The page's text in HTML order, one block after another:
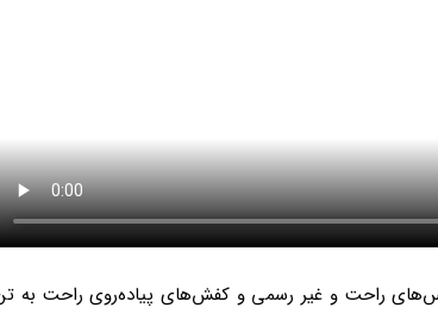
لباس‌های راحت و غیر رسمی و کفش‌های پیاده‌روی راحت به